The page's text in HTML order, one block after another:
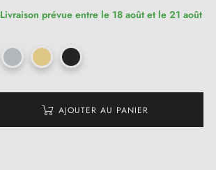
Livraison prévue entre le 18 août et le 21 août
AJOUTER AU PANIER